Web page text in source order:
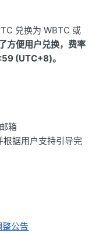
兑换为 WBTC 或
方便用户兑换，费率
(UTC+8)。
箱
根据用户支持引导完
公告